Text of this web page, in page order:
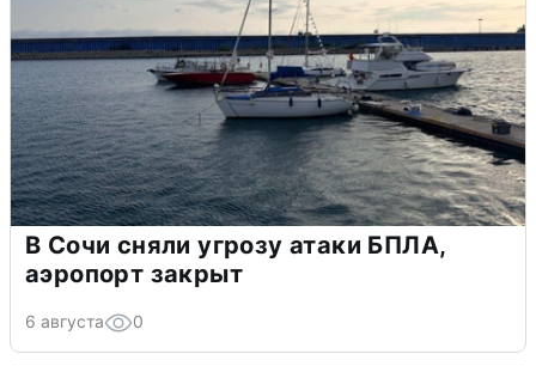
В Сочи сняли угрозу атаки БПЛА,
аэропорт закрыт
6 августа 0